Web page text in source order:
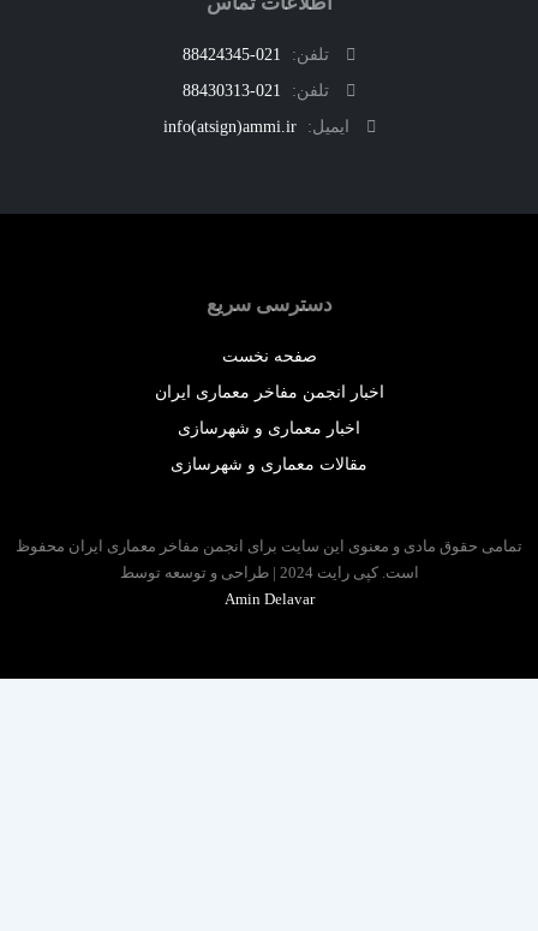
تلفن:
021-88424345
تلفن:
021-88430313
ایمیل:
info(atsign)ammi.ir
دسترسی سریع
صفحه نخست
اخبار انجمن مفاخر معماری ایران
اخبار معماری و شهرسازی
مقالات معماری و شهرسازی
حقوق مادی و معنوی این سایت برای انجمن مفاخر معماری ایران محفوظ
است. کپی رایت 2024 | طراحی و توسعه توسط
Amin Delavar